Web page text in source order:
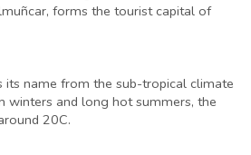
forms the tourist capital of
its name from the sub-tropical climate
winters and long hot summers, the
20C.